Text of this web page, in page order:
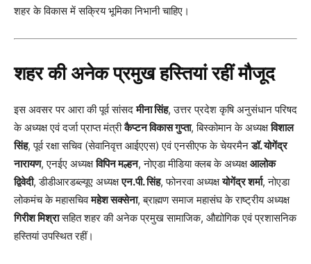
शहर के विकास में सक्रिय भूमिका निभानी चाहिए।
शहर की अनेक प्रमुख हस्तियां रहीं मौजूद
इस अवसर पर आरा की पूर्व सांसदमीना सिंह, उत्तर प्रदेश कृषि अनुसंधान परिषद
के अध्यक्ष एवं दर्जा प्राप्त मंत्रीकैप्टन विकास गुप्ता, बिस्कोमान के अध्यक्षविशाल
सिंह, पूर्व रक्षा सचिव (सेवानिवृत्त आईएएस) एवं एनसीएफ के चेयरमैनडॉ. योगेंद्र
नारायण, एनईए अध्यक्षविपिन मल्हन, नोएडा मीडिया क्लब के अध्यक्षआलोक
द्विवेदी, डीडीआरडब्ल्यूए अध्यक्षएन.पी. सिंह, फोनरवा अध्यक्षयोगेंद्र शर्मा, नोएडा
लोकमंच के महासचिवमहेश सक्सेना, ब्राह्मण समाज महासंघ के राष्ट्रीय अध्यक्ष
गिरीश मिश्रासहित शहर की अनेक प्रमुख सामाजिक, औद्योगिक एवं प्रशासनिक
हस्तियां उपस्थित रहीं।